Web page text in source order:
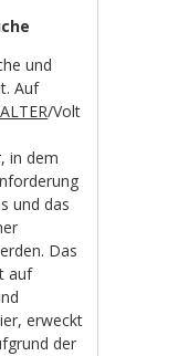
und
Auf
/Volt
in dem
und das
Das
auf
erweckt
der